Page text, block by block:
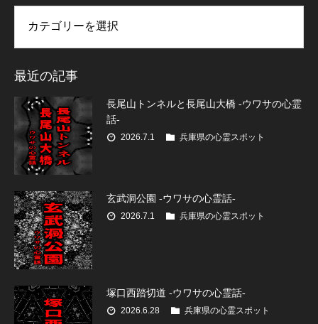
最近の記事
長尾山トンネルと長尾山大橋 -ウワサの心霊
話-
2026.7.1 兵庫県の心霊スポット
玄武洞公園 -ウワサの心霊話-
2026.7.1 兵庫県の心霊スポット
塚口西踏切道 -ウワサの心霊話-
2026.6.28 兵庫県の心霊スポット